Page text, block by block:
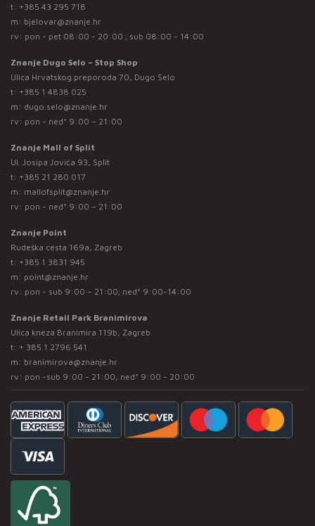
t: +385 43 295 718
m: bjelovar@znanje.hr
rv: pon - pet 08:00 - 20:00 ; sub 08:00 - 14:00
Znanje Dugo Selo – Stop Shop
Ulica Hrvatskog preporoda 70, Dugo Selo
t: +385 1 4838 025
m: dugo.selo@znanje.hr
rv: pon - ned* 9:00 – 21:00
Znanje Mall of Split
Ul. Josipa Jovića 93, Split
t: +385 21 280 017
m: mallofsplit@znanje.hr
rv: pon - ned* 9:00 – 21:00
Znanje Point
Rudeška cesta 169a, Zagreb
t: +385 1 3831 945
m: point@znanje.hr
rv: pon - sub 9:00 – 21:00; ned* 9:00-14:00
Znanje Retail Park Branimirova
Ulica kneza Branimira 119b, Zagreb
t: + 385 1 2796 541
m: branimirova@znanje.hr
rv: pon -sub 9:00 - 21:00, ned* 9:00 - 20:00